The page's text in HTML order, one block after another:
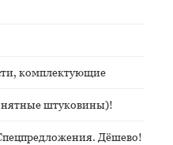
комплектующие
штуковины)!
Дёшево!